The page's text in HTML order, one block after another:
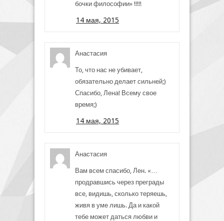
бочки философии» !!!!!
14 мая, 2015
Анастасия
То, что нас не убивает,
обязательно делает сильней;)
Спасибо, Лена! Всему свое
время;)
14 мая, 2015
Анастасия
Вам всем спасибо, Лен. «…
продравшись через преграды
все, видишь, сколько теряешь,
живя в уме лишь. Да и какой
тебе может даться любви и